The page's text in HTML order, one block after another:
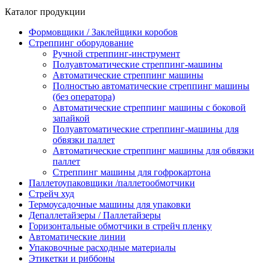
Каталог продукции
Формовщики / Заклейщики коробов
Стреппинг оборудование
Ручной стреппинг-инструмент
Полуавтоматические стреппинг-машины
Автоматические стреппинг машины
Полностью автоматические стреппинг машины
(без оператора)
Автоматические стреппинг машины с боковой
запайкой
Полуавтоматические стреппинг-машины для
обвязки паллет
Автоматические стреппинг машины для обвязки
паллет
Стреппинг машины для гофрокартона
Паллетоупаковщики /паллетообмотчики
Стрейч худ
Термоусадочные машины для упаковки
Депаллетайзеры / Паллетайзеры
Горизонтальные обмотчики в стрейч пленку
Автоматические линии
Упаковочные расходные материалы
Этикетки и риббоны